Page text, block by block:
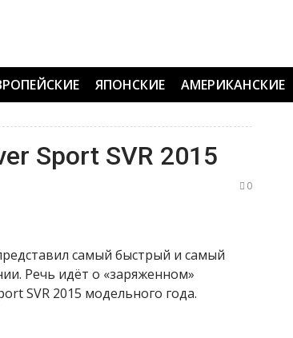
ЯПОНСКИЕ АМЕРИКАНСКИЕ
Sport SVR 2015
0
самый быстрый и самый
Речь идёт о «заряженном»
SVR 2015 модельного года.